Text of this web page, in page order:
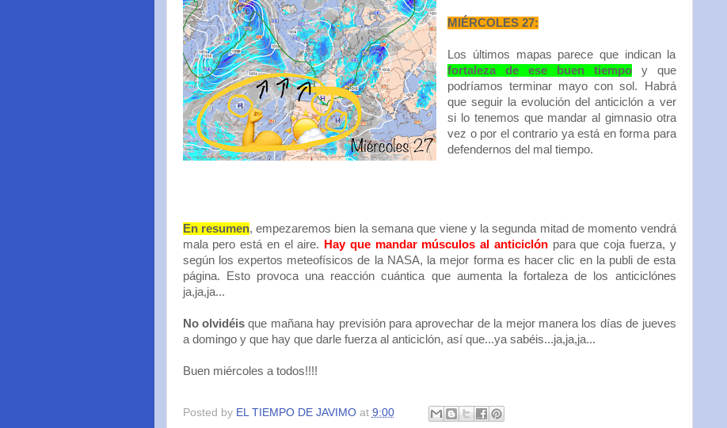
MIÉRCOLES 27:
Los últimos mapas parece que indican la
fortaleza de ese buen tiempoy que
podríamos terminar mayo con sol. Habrá
que seguir la evolución del anticiclón a ver
si lo tenemos que mandar al gimnasio otra
vez o por el contrario ya está en forma para
defendernos del mal tiempo.
En resumen, empezaremos bien la semana que viene y la segunda mitad de momento vendrá
mala pero está en el aire.
Hay que mandar músculos al anticiclónpara que coja fuerza, y
según los expertos meteofísicos de la NASA, la mejor forma es hacer clic en la publi de esta
página. Esto provoca una reacción cuántica que aumenta la fortaleza de los anticiclónes
ja,ja,ja...
No olvidéisque mañana hay previsión para aprovechar de la mejor manera los días de jueves
a domingo y que hay que darle fuerza al anticiclón, así que...ya sabéis...ja,ja,ja...
Buen miércoles a todos!!!!
Posted by EL TIEMPO DE JAVIMO at 9:00